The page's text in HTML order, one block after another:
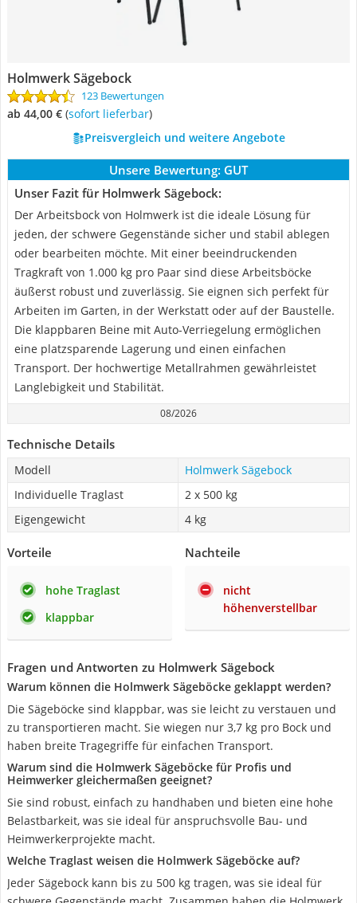
Holmwerk Sägebock
123 Bewertungen
ab 44,00 € ( Sofort lieferbar)
Preisvergleich und weitere Angebote
Unsere Bewertung: GUT
Unser Fazit für Holmwerk Sägebock:
Der Arbeitsbock von Holmwerk ist die ideale Lösung für
jeden, der schwere Gegenstände sicher und stabil ablegen
oder bearbeiten möchte. Mit einer beeindruckenden
Tragkraft von 1.000 kg pro Paar sind diese Arbeitsböcke
äußerst robust und zuverlässig. Sie eignen sich perfekt für
Arbeiten im Garten, in der Werkstatt oder auf der Baustelle.
Die klappbaren Beine mit Auto-Verriegelung ermöglichen
eine platzsparende Lagerung und einen einfachen
Transport. Der hochwertige Metallrahmen gewährleistet
Langlebigkeit und Stabilität.
08/2026
Technische Details
Modell
Holmwerk Sägebock
Individuelle Traglast
2 x 500 kg
Eigengewicht
4 kg
Vorteile
hohe Traglast
klappbar
Nachteile
nicht
höhenverstellbar
Fragen und Antworten zu Holmwerk Sägebock
Warum können die Holmwerk Sägeböcke geklappt werden?
Die Sägeböcke sind klappbar, was sie leicht zu verstauen und
zu transportieren macht. Sie wiegen nur 3,7 kg pro Bock und
haben breite Tragegriffe für einfachen Transport.
Warum sind die Holmwerk Sägeböcke für Profis und
Heimwerker gleichermaßen geeignet?
Sie sind robust, einfach zu handhaben und bieten eine hohe
Belastbarkeit, was sie ideal für anspruchsvolle Bau- und
Heimwerkerprojekte macht.
Welche Traglast weisen die Holmwerk Sägeböcke auf?
Jeder Sägebock kann bis zu 500 kg tragen, was sie ideal für